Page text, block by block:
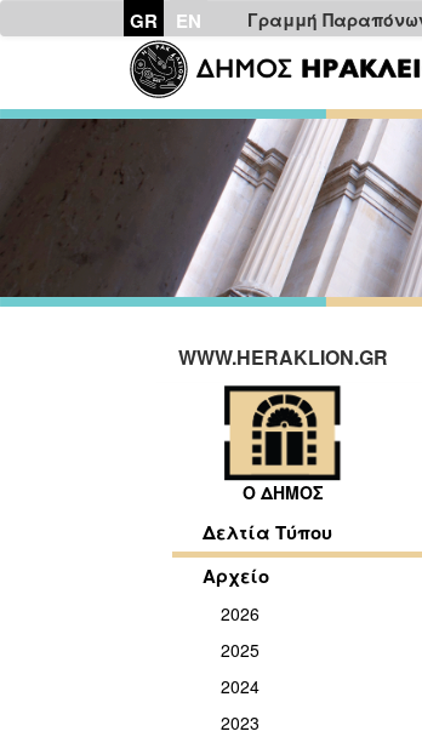
GR EN Γραμμή
WWW.HERAKLION.GR
Ο ΔΗΜΟΣ
Δελτία Τύπου
Αρχείο
2026
2025
2024
2023